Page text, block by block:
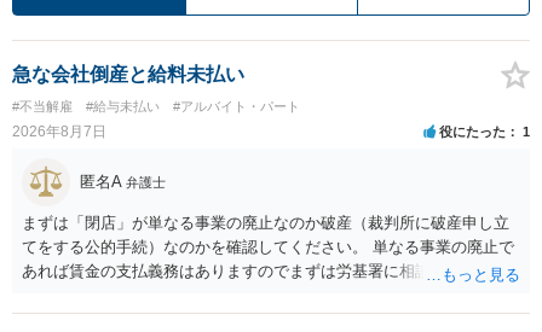
急な会社倒産と給料未払い
#不当解雇 #給与未払い #アルバイト・パート
2026年8月7日 役にたった 1
匿名A 弁護士
まずは「閉店」が単なる事業の廃止なのか破産（裁判所に破産申し立
てをする公的手続）なのかを確認してください。 単なる事業の廃止で
あれば賃金の支払義務はありますのでまずは労基署に相談してくださ
しいかもしれませんが）賃金などの労働債権は他の債務より優先して